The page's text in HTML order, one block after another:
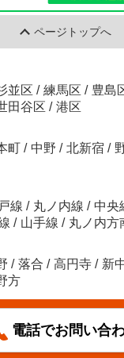
ページトップへ
並区 / 練馬区 / 豊島
田谷区 / 港区
町 / 中野 / 北新宿 /
線 / 丸ノ内線 / 中央
/ 山手線 / 丸ノ内方
/ 落合 / 高円寺 / 新
方
電話でお問い合